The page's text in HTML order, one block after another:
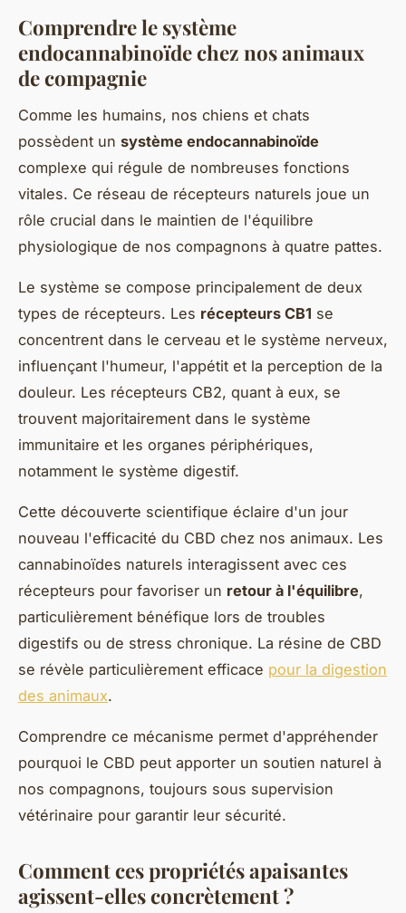
Comprendre le système
endocannabinoïde chez nos animaux
de compagnie
Comme les humains, nos chiens et chats
possèdent un système endocannabinoïde
complexe qui régule de nombreuses fonctions
vitales. Ce réseau de récepteurs naturels joue un
rôle crucial dans le maintien de l'équilibre
physiologique de nos compagnons à quatre pattes.
Le système se compose principalement de deux
types de récepteurs. Les récepteurs CB1 se
concentrent dans le cerveau et le système nerveux,
influençant l'humeur, l'appétit et la perception de la
douleur. Les récepteurs CB2, quant à eux, se
trouvent majoritairement dans le système
immunitaire et les organes périphériques,
notamment le système digestif.
Cette découverte scientifique éclaire d'un jour
nouveau l'efficacité du CBD chez nos animaux. Les
cannabinoïdes naturels interagissent avec ces
récepteurs pour favoriser un retour à l'équilibre,
particulièrement bénéfique lors de troubles
digestifs ou de stress chronique. La résine de CBD
se révèle particulièrement efficace pour la digestion
des animaux.
Comprendre ce mécanisme permet d'appréhender
pourquoi le CBD peut apporter un soutien naturel à
nos compagnons, toujours sous supervision
vétérinaire pour garantir leur sécurité.
Comment ces propriétés apaisantes
agissent-elles concrètement ?